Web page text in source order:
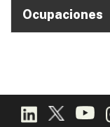
Ocupaciones